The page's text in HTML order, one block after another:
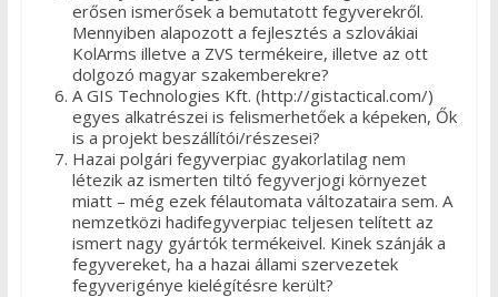
erősen ismerősek a bemutatott fegyverekről.
Mennyiben alapozott a fejlesztés a szlovákiai
KolArms illetve a ZVS termékeire, illetve az ott
dolgozó magyar szakemberekre?
A GIS Technologies Kft. (http://gistactical.com/)
egyes alkatrészei is felismerhetőek a képeken, Ők
is a projekt beszállítói/részesei?
Hazai polgári fegyverpiac gyakorlatilag nem
létezik az ismerten tiltó fegyverjogi környezet
miatt – még ezek félautomata változataira sem. A
nemzetközi hadifegyverpiac teljesen telített az
ismert nagy gyártók termékeivel. Kinek szánják a
fegyvereket, ha a hazai állami szervezetek
fegyverigénye kielégítésre került?